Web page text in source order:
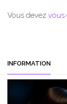
Vous devez vous
INFORMATION